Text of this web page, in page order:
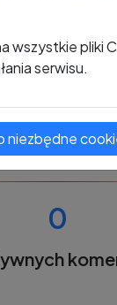
0
wszystkie pliki
serwisu.
niezbędne